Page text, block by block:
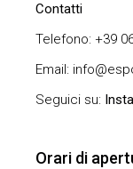
Contatti
Telefono: +39
Email:
Seguici su:
Orari di